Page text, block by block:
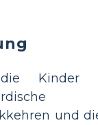
Kinder
und